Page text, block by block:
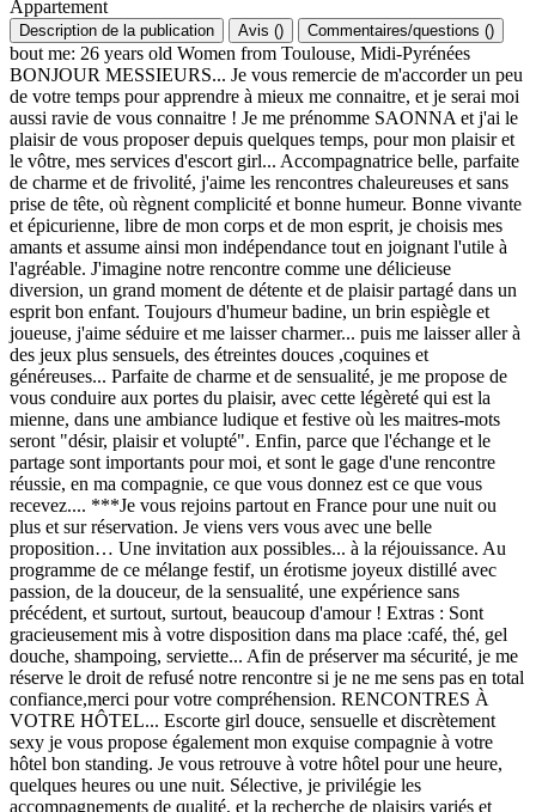
Appartement
Description de la publication Avis () Commentaires/questions ()
bout me: 26 years old Women from Toulouse, Midi-Pyrénées
BONJOUR MESSIEURS... Je vous remercie de m'accorder un peu
de votre temps pour apprendre à mieux me connaitre, et je serai moi
aussi ravie de vous connaitre ! Je me prénomme SAONNA et j'ai le
plaisir de vous proposer depuis quelques temps, pour mon plaisir et
le vôtre, mes services d'escort girl... Accompagnatrice belle, parfaite
de charme et de frivolité, j'aime les rencontres chaleureuses et sans
prise de tête, où règnent complicité et bonne humeur. Bonne vivante
et épicurienne, libre de mon corps et de mon esprit, je choisis mes
amants et assume ainsi mon indépendance tout en joignant l'utile à
l'agréable. J'imagine notre rencontre comme une délicieuse
diversion, un grand moment de détente et de plaisir partagé dans un
esprit bon enfant. Toujours d'humeur badine, un brin espiègle et
joueuse, j'aime séduire et me laisser charmer... puis me laisser aller à
des jeux plus sensuels, des étreintes douces ,coquines et
généreuses... Parfaite de charme et de sensualité, je me propose de
vous conduire aux portes du plaisir, avec cette légèreté qui est la
mienne, dans une ambiance ludique et festive où les maitres-mots
seront "désir, plaisir et volupté". Enfin, parce que l'échange et le
partage sont importants pour moi, et sont le gage d'une rencontre
réussie, en ma compagnie, ce que vous donnez est ce que vous
recevez.... ***Je vous rejoins partout en France pour une nuit ou
plus et sur réservation. Je viens vers vous avec une belle
proposition… Une invitation aux possibles... à la réjouissance. Au
programme de ce mélange festif, un érotisme joyeux distillé avec
passion, de la douceur, de la sensualité, une expérience sans
précédent, et surtout, surtout, beaucoup d'amour ! Extras : Sont
gracieusement mis à votre disposition dans ma place :café, thé, gel
douche, shampoing, serviette... Afin de préserver ma sécurité, je me
réserve le droit de refusé notre rencontre si je ne me sens pas en total
confiance,merci pour votre compréhension. RENCONTRES À
VOTRE HÔTEL... Escorte girl douce, sensuelle et discrètement
sexy je vous propose également mon exquise compagnie à votre
hôtel bon standing. Je vous retrouve à votre hôtel pour une heure,
quelques heures ou une nuit. Sélective, je privilégie les
accompagnements de qualité, et la recherche de plaisirs variés et